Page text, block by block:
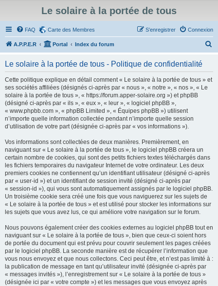
Le solaire à la portée de tous
FAQ Carte des Membres Connexion
S’enregistrer
A.P.P.E.R Portal Index du forum
Le solaire à la portée de tous - Politique de confidentialité
Cette politique explique en détail comment « Le solaire à la portée de tous » et
ses sociétés affiliées (désignés ci-après par « nous », « notre », « nos », « Le
solaire à la portée de tous », « https://forum.apper-solaire.org ») et phpBB
(désigné ci-après par « ils », « eux », « leur », « logiciel phpBB »,
« www.phpbb.com », « phpBB Limited », « Équipes phpBB ») utilisent
n’importe quelle information collectée pendant n’importe quelle session
d’utilisation de votre part (désignée ci-après par « vos informations »).
Vos informations sont collectées de deux manières. Premièrement, en
naviguant sur « Le solaire à la portée de tous », le logiciel phpBB créera un
certain nombre de cookies, qui sont des petits fichiers textes téléchargés dans
les fichiers temporaires du navigateur Internet de votre ordinateur. Les deux
premiers cookies ne contiennent qu’un identifiant utilisateur (désigné ci-après
par « user-id ») et un identifiant de session invité (désigné ci-après par
« session-id »), qui vous sont automatiquement assignés par le logiciel phpBB.
Un troisième cookie sera créé une fois que vous naviguerez sur les sujets de
« Le solaire à la portée de tous » et est utilisé pour stocker les informations sur
les sujets que vous avez lus, ce qui améliore votre navigation sur le forum.
Nous pouvons également créer des cookies externes au logiciel phpBB tout en
naviguant sur « Le solaire à la portée de tous », bien que ceux-ci soient hors
de portée du document qui est prévu pour couvrir seulement les pages créées
par le logiciel phpBB. La seconde manière est de récupérer l’information que
vous nous envoyez et que nous collectons. Ceci peut être, et n’est pas limité à :
la publication de message en tant qu’utilisateur invité (désignée ci-après par
« messages invités »), l’enregistrement sur « Le solaire à la portée de tous »
(désignée ici par « votre compte ») et les messages que vous envoyez après